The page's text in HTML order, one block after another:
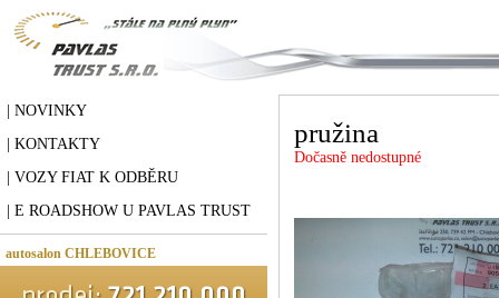
| NOVINKY
| KONTAKTY
| VOZY FIAT K ODBĚRU
| E ROADSHOW U PAVLAS TRUST
autosalon CHLEBOVICE
pružina
Dočasně nedostupné